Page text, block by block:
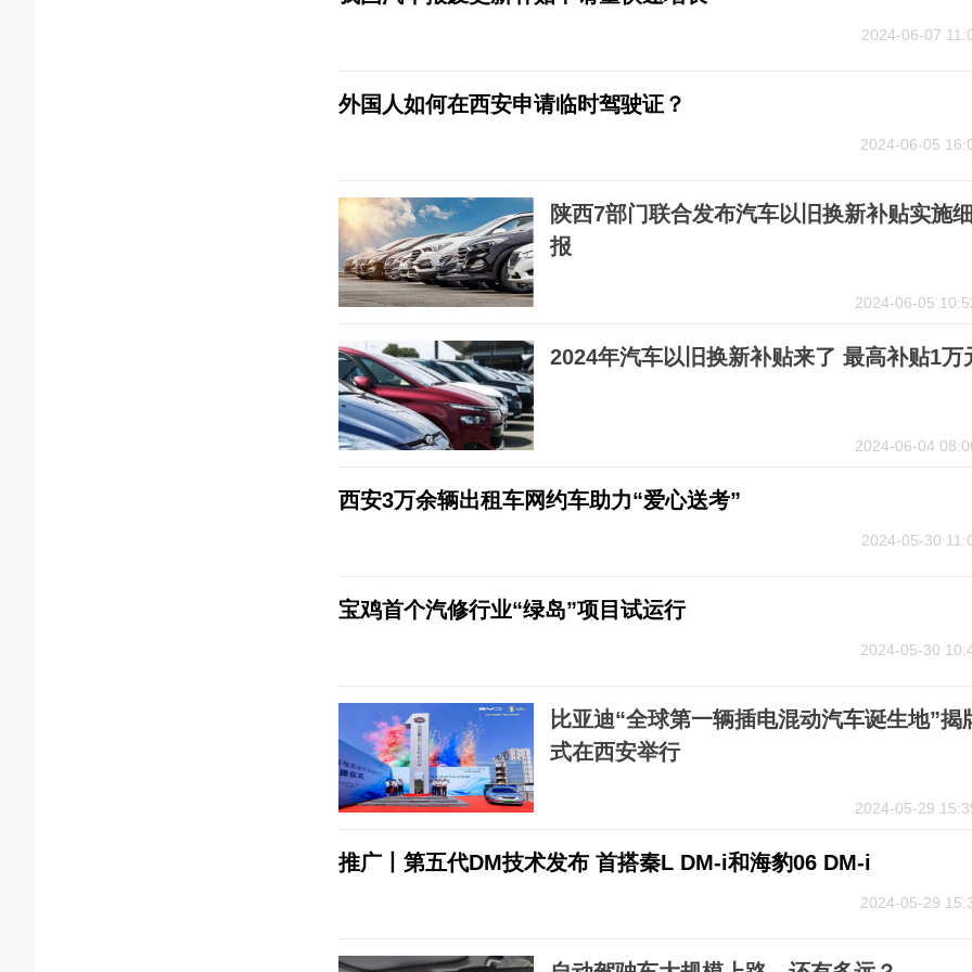
2024-06-07
外国人如何在西安申请临时驾驶证？
2024-06-05
陕西7部门联合发布汽车以旧换新补贴实施
报
2024-06-05
2024年汽车以旧换新补贴来了 最高补贴1万
2024-06-04
西安3万余辆出租车网约车助力“爱心送考”
2024-05-30
宝鸡首个汽修行业“绿岛”项目试运行
2024-05-30
比亚迪“全球第一辆插电混动汽车诞生地”揭
式在西安举行
2024-05-29
推广丨第五代DM技术发布 首搭秦L DM-i和海豹06 DM-i
2024-05-29